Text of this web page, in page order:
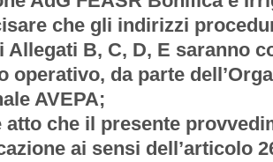
che gli indirizzi
Allegati B, C, D, E saranno
operativo, da parte
AVEPA;
atto che il presente
ai sensi dell’articolo